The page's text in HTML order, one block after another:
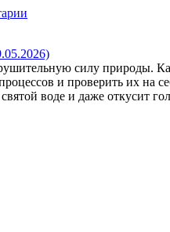
силу
и проверить их на
воде и даже откусит